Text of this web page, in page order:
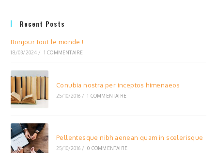
Recent Posts
Bonjour tout le monde !
18/03/2024 / 1 COMMENTAIRE
Conubia nostra per inceptos himenaeos
25/10/2016 / 1 COMMENTAIRE
Pellentesque nibh aenean quam in scelerisque
25/10/2016 / 0 COMMENTAIRE